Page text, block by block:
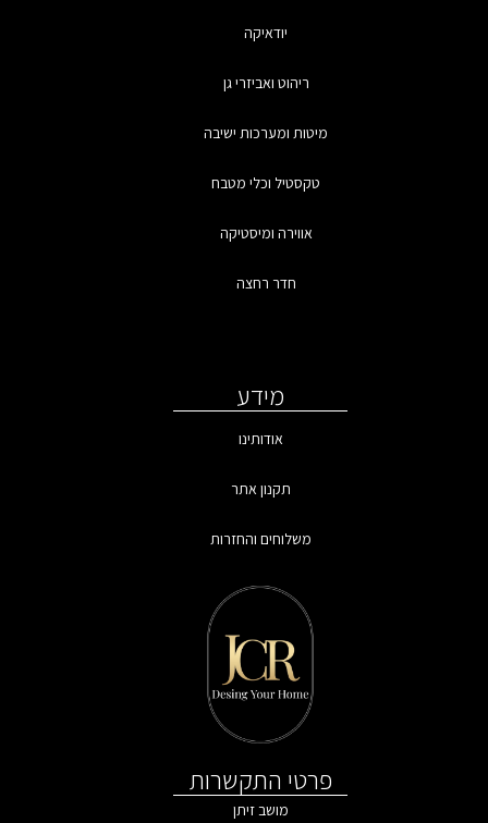
יודאיקה
ריהוט ואביזרי גן
מיטות ומערכות ישיבה
טקסטיל וכלי מטבח
אווירה ומיסטיקה
חדר רחצה
מידע
אודותינו
תקנון אתר
משלוחים והחזרות
פרטי התקשרות
מושב זיתן